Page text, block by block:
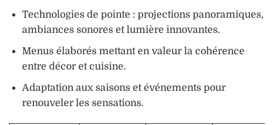
Technologies de pointe : projections panoramiques,
ambiances sonores et lumière innovantes.
Menus élaborés mettant en valeur la cohérence
entre décor et cuisine.
Adaptation aux saisons et événements pour
renouveler les sensations.